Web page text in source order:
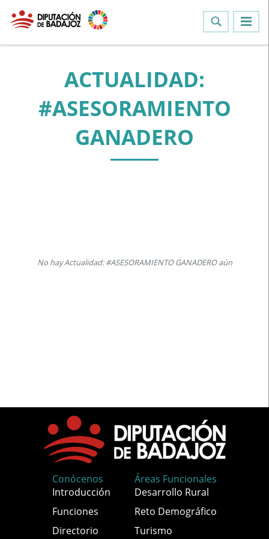
ACTUALIDAD:
#ASESORAMIENTO
GANADERO
No hay Actualidad: #ASESORAMIENTO GANADERO aún
Conócenos
Introducción
Funciones
Directorio
Áreas Funcionales
Desarrollo Rural
Reto Demográfico
Turismo